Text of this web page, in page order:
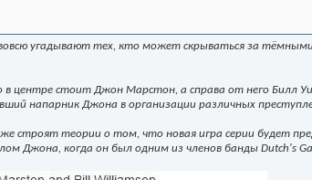
угадывают тех, кто может скрываться за
центре стоит Джон Марстон, а справа от него Билл
напарник Джона в организации различных
строят теории о том, что новая игра серии будет
Джона, когда он был одним из членов банды Dutch's